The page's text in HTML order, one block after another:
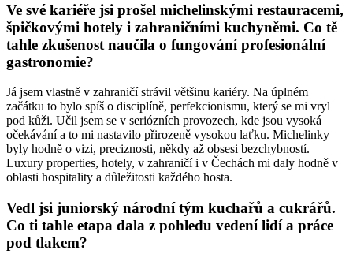
Ve své kariéře jsi prošel michelinskými restauracemi,
špičkovými hotely i zahraničními kuchyněmi. Co tě
tahle zkušenost naučila o fungování profesionální
gastronomie?
Já jsem vlastně v zahraničí strávil většinu kariéry. Na úplném
začátku to bylo spíš o disciplíně, perfekcionismu, který se mi vryl
pod kůži. Učil jsem se v seriózních provozech, kde jsou vysoká
očekávání a to mi nastavilo přirozeně vysokou laťku. Michelinky
byly hodně o vizi, preciznosti, někdy až obsesi bezchybností.
Luxury properties, hotely, v zahraničí i v Čechách mi daly hodně v
oblasti hospitality a důležitosti každého hosta.
Vedl jsi juniorský národní tým kuchařů a cukrářů.
Co ti tahle etapa dala z pohledu vedení lidí a práce
pod tlakem?